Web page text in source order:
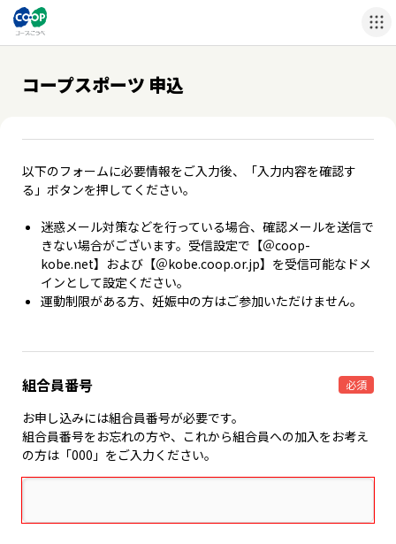
コープスポーツ 申込
以下のフォームに必要情報をご入力後、「入力内容を確認す
る」ボタンを押してください。
迷惑メール対策などを行っている場合、確認メールを送信で
きない場合がございます。受信設定で【＠coop-
kobe.net】および【＠kobe.coop.or.jp】を受信可能なドメ
インとして設定ください。
運動制限がある方、妊娠中の方はご参加いただけません。
組合員番号 必須
お申し込みには組合員番号が必要です。
組合員番号をお忘れの方や、これから組合員への加入をお考え
の方は「000」をご入力ください。